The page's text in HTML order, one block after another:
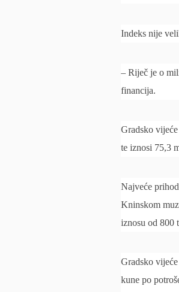
Indeks nije
– Riječ je o
financija.
Gradsko
te iznosi 75,3
Najveće
Kninskom
iznosu od 800
Gradsko
kune po